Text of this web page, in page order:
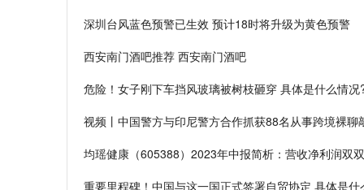
深圳台风蓝色预警已生效 预计18时将升级为黄色预警
西安南门酒吧推荐 西安南门酒吧
危险！女子刚下车挡风玻璃被树枝砸穿 具体是什么情况
视频丨中国警方与印尼警方合作抓获88名从事跨境裸
均瑶健康（605388）2023年中报简析：营收净利润双
重要里程碑！中国与这一国正式签署自贸协定 具体是什